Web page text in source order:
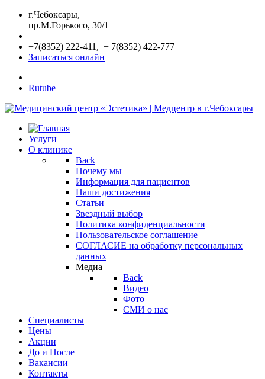
г.Чебоксары,
пр.М.Горького, 30/1
+7(8352) 222-411, + 7(8352) 422-777
Записаться онлайн
Rutube
Услуги
О клинике
Back
Почему мы
Информация для пациентов
Наши достижения
Статьи
Звездный выбор
Политика конфиденциальности
Пользовательское соглашение
СОГЛАСИЕ на обработку персональных
данных
Медиа
Back
Видео
Фото
СМИ о нас
Специалисты
Цены
Акции
До и После
Вакансии
Контакты